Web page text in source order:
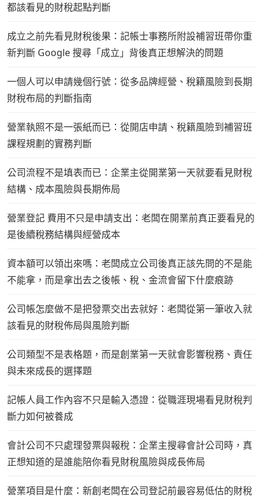
都該看見的財稅起點判斷
成立之前先看見財稅後果：記帳士事務所附設補習班帶你重
新判斷 Google 搜尋「成立」背後真正想解決的問題
一個人可以申請幾個行號：從多品牌經營、稅籍風險到長期
財稅布局的判斷指南
營業執照不是一張紙而已：從開店申請、稅籍風險到補習班
課程規劃的實務判斷
公司流程不是填表而已：企業主從開業第一天就要看見財稅
結構、成本風險與長期佈局
營業登記 費用不只是申請支出：老闆在開業前真正要看見的
是後續稅務結構與經營成本
資本額可以領出來嗎：老闆成立公司後真正該先問的不是能
不能拿，而是拿出去之後帳、稅、金流會留下什麼痕跡
公司帳怎麼做不是把發票交出去就好：老闆從第一筆收入就
該看見的財稅佈局與風險判斷
公司類型不是表格題，而是創業第一天就會影響稅務、責任
與未來成長的選擇題
記帳人員工作內容不只是輸入憑證：從職涯現場看見財稅判
斷力如何被養成
會計公司不只處理發票與報稅：企業主搜尋會計公司時，真
正想知道的是誰能陪你看見財稅風險與成長佈局
營業項目是什麼：新創老闆在公司登記前最容易低估的財稅